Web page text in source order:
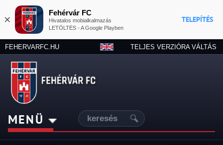
×
Fehérvár FC
Hivatalos mobialkalmazás
LETÖLTÉS - A Google Playben
TELEPÍTÉS
FEHERVARFC.HU TELJES VERZIÓRA VÁLTÁS
MENÜ